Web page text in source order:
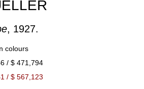
, 1927.
colours
/ $ 471,794
/ $ 567,123